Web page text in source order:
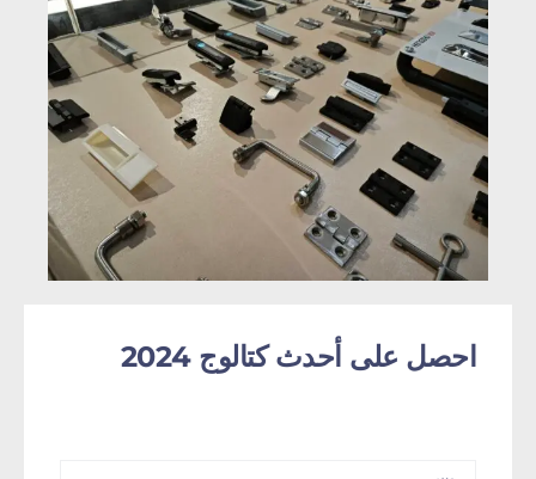
احصل على أحدث كتالوج 2024